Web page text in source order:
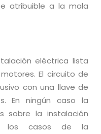
atribuible a la mala
eléctrica lista
El circuito de
con una llave de
En ningún caso la
sobre la instalación
los casos de la